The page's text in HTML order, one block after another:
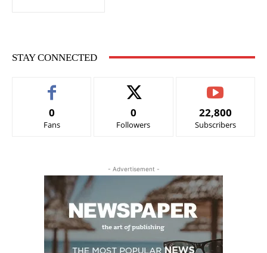
STAY CONNECTED
0
Fans
0
Followers
22,800
Subscribers
- Advertisement -